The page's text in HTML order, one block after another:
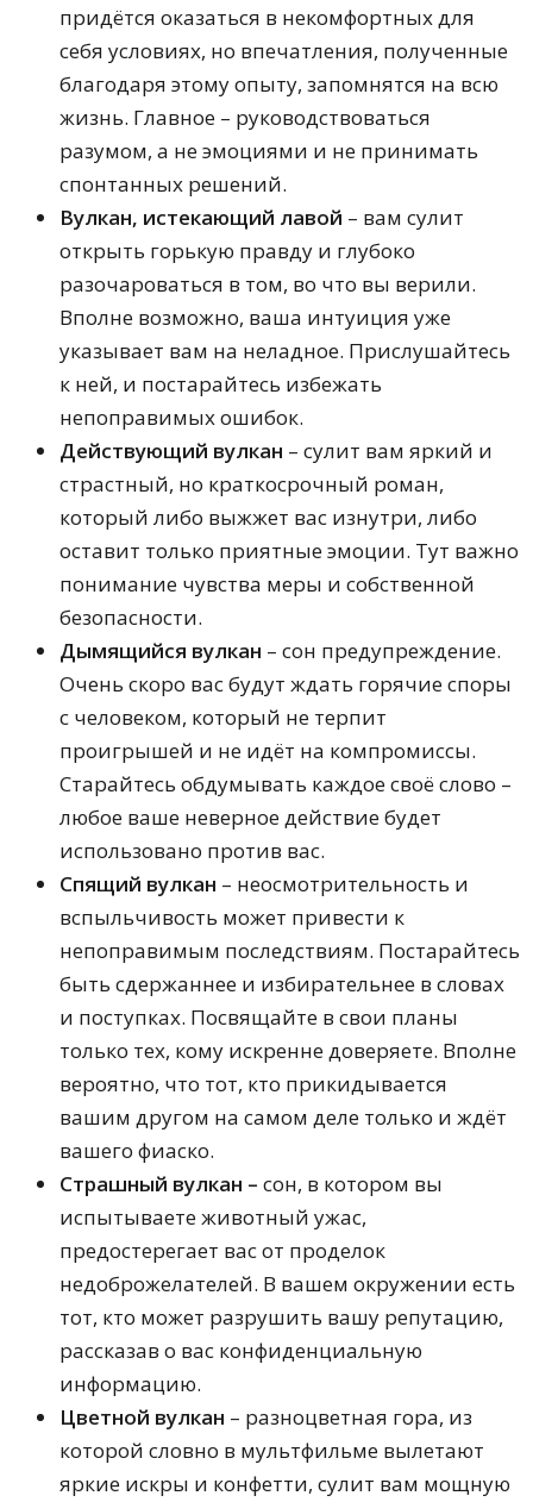
Сонник В. Мельникова
Сонник подсознания
Сонник Гришиной
Карманный Т. Лагутиной
Американский сонник
Сонник Майя
Сонник 1918 г.
Большой сонник Натальи
Степановой
Ведический сонник от Шри Свами
Шивананда
Сонник Медеи
Детский сонник
Психологический сонник
Идиоматический сонник
придётся оказаться в некомфортных для
себя условиях, но впечатления, полученные
благодаря этому опыту, запомнятся на всю
жизнь. Главное – руководствоваться
разумом, а не эмоциями и не принимать
спонтанных решений.
Вулкан, истекающий лавой – вам сулит
открыть горькую правду и глубоко
разочароваться в том, во что вы верили.
Вполне возможно, ваша интуиция уже
указывает вам на неладное. Прислушайтесь
к ней, и постарайтесь избежать
непоправимых ошибок.
Действующий вулкан – сулит вам яркий и
страстный, но краткосрочный роман,
который либо выжжет вас изнутри, либо
оставит только приятные эмоции. Тут важно
понимание чувства меры и собственной
безопасности.
Дымящийся вулкан – сон предупреждение.
Очень скоро вас будут ждать горячие споры
с человеком, который не терпит
проигрышей и не идёт на компромиссы.
Старайтесь обдумывать каждое своё слово –
любое ваше неверное действие будет
использовано против вас.
Спящий вулкан – неосмотрительность и
вспыльчивость может привести к
непоправимым последствиям. Постарайтесь
быть сдержаннее и избирательнее в словах
и поступках. Посвящайте в свои планы
только тех, кому искренне доверяете. Вполне
вероятно, что тот, кто прикидывается
вашим другом на самом деле только и ждёт
вашего фиаско.
Страшный вулкан – сон, в котором вы
испытываете животный ужас,
предостерегает вас от проделок
недоброжелателей. В вашем окружении есть
тот, кто может разрушить вашу репутацию,
рассказав о вас конфиденциальную
информацию.
Цветной вулкан – разноцветная гора, из
которой словно в мультфильме вылетают
яркие искры и конфетти, сулит вам мощную